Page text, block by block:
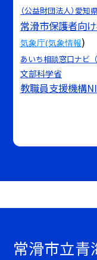
（公益財団法人）愛知
常滑市保護者向
気象庁(気象情報)
あいち相談窓口ナビ
文部科学省
教職員支援機構
常滑市立青